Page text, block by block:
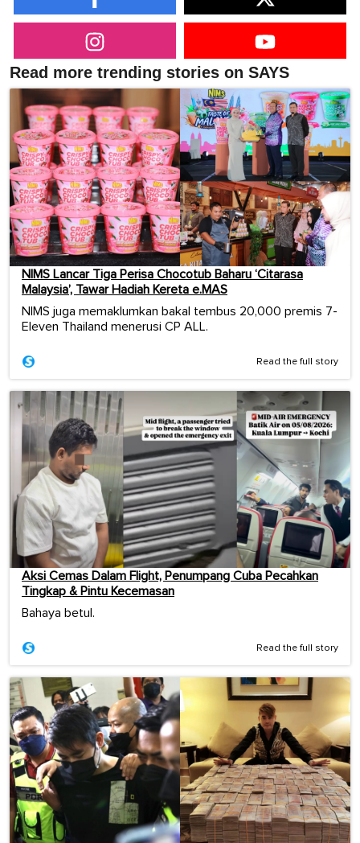
Read more trending stories on SAYS
NIMS Lancar Tiga Perisa Chocotub Baharu ‘Citarasa
Malaysia’, Tawar Hadiah Kereta e.MAS
NIMS juga memaklumkan bakal tembus 20,000 premis 7-
Eleven Thailand menerusi CP ALL.
Read the full story
Aksi Cemas Dalam Flight, Penumpang Cuba Pecahkan
Tingkap & Pintu Kecemasan
Bahaya betul.
Read the full story